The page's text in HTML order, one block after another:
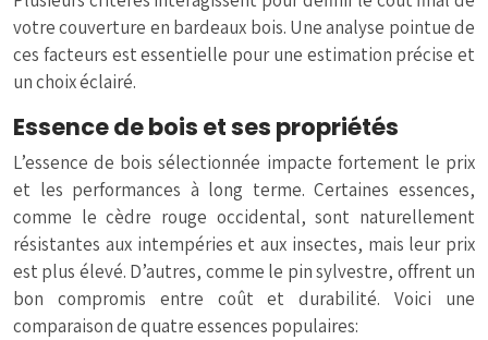
votre couverture en bardeaux bois. Une analyse pointue de
ces facteurs est essentielle pour une estimation précise et
un choix éclairé.
Essence de bois et ses propriétés
L’essence de bois sélectionnée impacte fortement le prix
et les performances à long terme. Certaines essences,
comme le cèdre rouge occidental, sont naturellement
résistantes aux intempéries et aux insectes, mais leur prix
est plus élevé. D’autres, comme le pin sylvestre, offrent un
bon compromis entre coût et durabilité. Voici une
comparaison de quatre essences populaires: